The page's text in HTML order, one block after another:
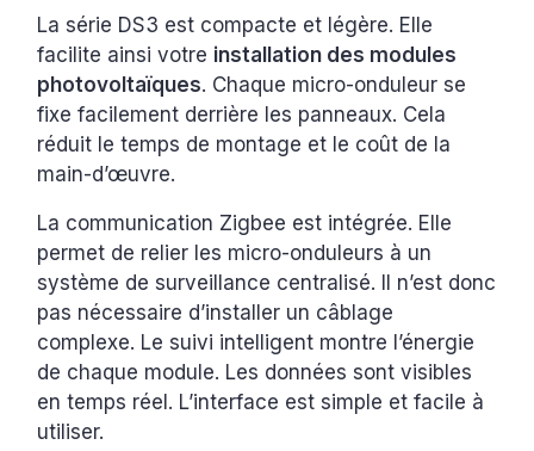
La série DS3 est compacte et légère. Elle
facilite ainsi votre installation des modules
photovoltaïques. Chaque micro-onduleur se
fixe facilement derrière les panneaux. Cela
réduit le temps de montage et le coût de la
main-d’œuvre.
La communication Zigbee est intégrée. Elle
permet de relier les micro-onduleurs à un
système de surveillance centralisé. Il n’est donc
pas nécessaire d’installer un câblage
complexe. Le suivi intelligent montre l’énergie
de chaque module. Les données sont visibles
en temps réel. L’interface est simple et facile à
utiliser.